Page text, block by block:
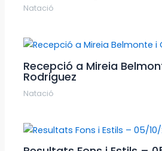
Natació
Recepció a Mireia
Rodriguez
Natació